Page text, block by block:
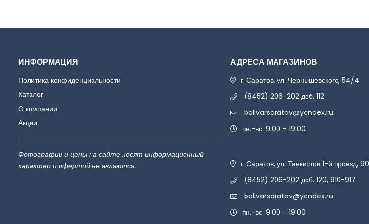
ИНФОРМАЦИЯ
Политика конфиденциальности
Каталог
О компании
Акции
Фотографии и цены на сайте носят информационный
характер и офертой не являются.
АДРЕСА МАГАЗИНОВ
г. Саратов, ул. Чернышевского, 54/4
(8452) 206-202 доб. 112
bolivarsaratov@yandex.ru
пн.-вс. 9:00 – 19:00
г. Саратов, ул. Танкистов 1-й проезд, 90
(8452) 206-202 доб. 120, 910-917
bolivarsaratov@yandex.ru
пн.-вс. 9:00 – 19:00